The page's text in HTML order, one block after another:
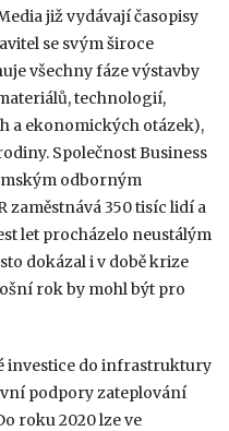
již vydávají časopisy
se svým široce
všechny fáze výstavby
technologií,
a ekonomických otázek),
Společnost Business
odborným
zaměstnává 350 tisíc lidí a
let procházelo neustálým
dokázal i v době krize
rok by mohl být pro
investice do infrastruktury
podpory zateplování
roku 2020 lze ve